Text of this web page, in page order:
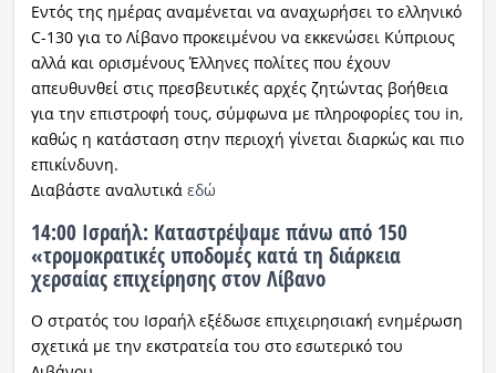
Εντός της ημέρας αναμένεται να αναχωρήσει το ελληνικό
C-130 για το Λίβανο προκειμένου να εκκενώσει Κύπριους
αλλά και ορισμένους Έλληνες πολίτες που έχουν
απευθυνθεί στις πρεσβευτικές αρχές ζητώντας βοήθεια
για την επιστροφή τους, σύμφωνα με πληροφορίες του in,
καθώς η κατάσταση στην περιοχή γίνεται διαρκώς και πιο
επικίνδυνη.
Διαβάστε αναλυτικά εδώ
14:00 Ισραήλ: Καταστρέψαμε πάνω από 150
«τρομοκρατικές υποδομές κατά τη διάρκεια
χερσαίας επιχείρησης στον Λίβανο
Ο στρατός του Ισραήλ εξέδωσε επιχειρησιακή ενημέρωση
σχετικά με την εκστρατεία του στο εσωτερικό του